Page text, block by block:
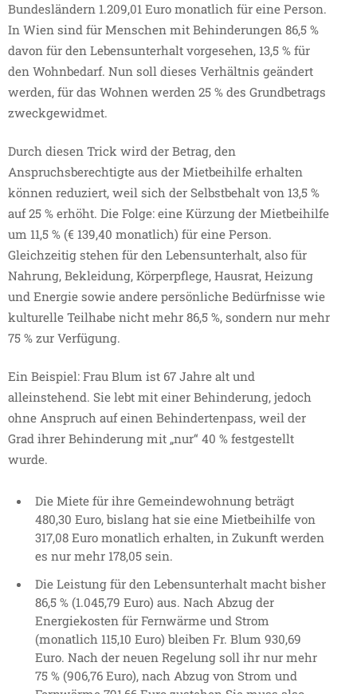
Bundesländern 1.209,01 Euro monatlich für eine Person.
In Wien sind für Menschen mit Behinderungen 86,5 %
davon für den Lebensunterhalt vorgesehen, 13,5 % für
den Wohnbedarf. Nun soll dieses Verhältnis geändert
werden, für das Wohnen werden 25 % des Grundbetrags
zweckgewidmet.
Durch diesen Trick wird der Betrag, den
Anspruchsberechtigte aus der Mietbeihilfe erhalten
können reduziert, weil sich der Selbstbehalt von 13,5 %
auf 25 % erhöht. Die Folge: eine Kürzung der Mietbeihilfe
um 11,5 % (€ 139,40 monatlich) für eine Person.
Gleichzeitig stehen für den Lebensunterhalt, also für
Nahrung, Bekleidung, Körperpflege, Hausrat, Heizung
und Energie sowie andere persönliche Bedürfnisse wie
kulturelle Teilhabe nicht mehr 86,5 %, sondern nur mehr
75 % zur Verfügung.
Ein Beispiel: Frau Blum ist 67 Jahre alt und
alleinstehend. Sie lebt mit einer Behinderung, jedoch
ohne Anspruch auf einen Behindertenpass, weil der
Grad ihrer Behinderung mit „nur“ 40 % festgestellt
wurde.
Die Miete für ihre Gemeindewohnung beträgt
480,30 Euro, bislang hat sie eine Mietbeihilfe von
317,08 Euro monatlich erhalten, in Zukunft werden
es nur mehr 178,05 sein.
Die Leistung für den Lebensunterhalt macht bisher
86,5 % (1.045,79 Euro) aus. Nach Abzug der
Energiekosten für Fernwärme und Strom
(monatlich 115,10 Euro) bleiben Fr. Blum 930,69
Euro. Nach der neuen Regelung soll ihr nur mehr
75 % (906,76 Euro), nach Abzug von Strom und